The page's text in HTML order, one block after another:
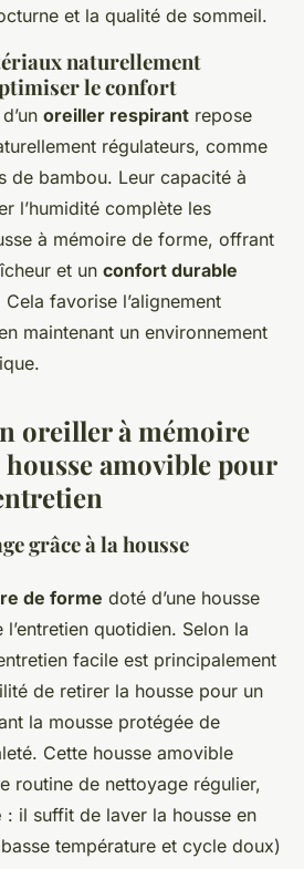
et la qualité de sommeil.
naturellement
le confort
oreiller respirant repose
régulateurs, comme
de bambou. Leur capacité à
l’humidité complète les
à mémoire de forme, offrant
et un confort durable
favorise l’alignement
maintenant un environnement
oreiller à mémoire
housse amovible pour
grâce à la housse
de forme doté d’une housse
quotidien. Selon la
facile est principalement
de retirer la housse pour un
la mousse protégée de
Cette housse amovible
routine de nettoyage régulier,
: il suffit de laver la housse en
température et cycle doux)